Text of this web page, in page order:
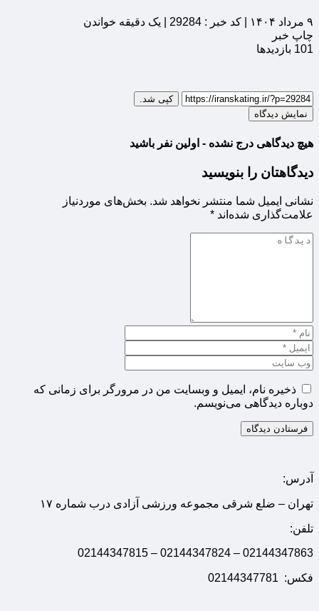
۹ مرداد ۱۴۰۴ کد خبر : 29284
یک دقیقه خواندن
چاپ خبر
101 بازدیدها
کپی شد.
نمایش دیدگاه
هیچ دیدگاهی درج نشده - اولین نفر باشید
دیدگاهتان را بنویسید
نشانی ایمیل شما منتشر نخواهد شد. بخش‌های موردنیاز
علامت‌گذاری شده‌اند *
ذخیره نام، ایمیل و وبسایت من در مرورگر برای زمانی که
دوباره دیدگاهی می‌نویسم.
آدرس:
تهران – ضلع شرقی مجموعه ورزشی آزادی درب شماره ۱۷
تلفن:
02144347863 – 02144347824 – 02144347815
فکس: 02144347781